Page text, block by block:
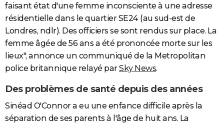
faisant état d'une femme inconsciente à une adresse
résidentielle dans le quartier SE24 (au sud-est de
Londres, ndlr). Des officiers se sont rendus sur place. La
femme âgée de 56 ans a été prononcée morte sur les
lieux", annonce un communiqué de la Metropolitan
police britannique relayé parSky News.
Des problèmes de santé depuis des années
Sinéad O'Connor a eu une enfance difficile après la
séparation de ses parents à l'âge de huit ans. La